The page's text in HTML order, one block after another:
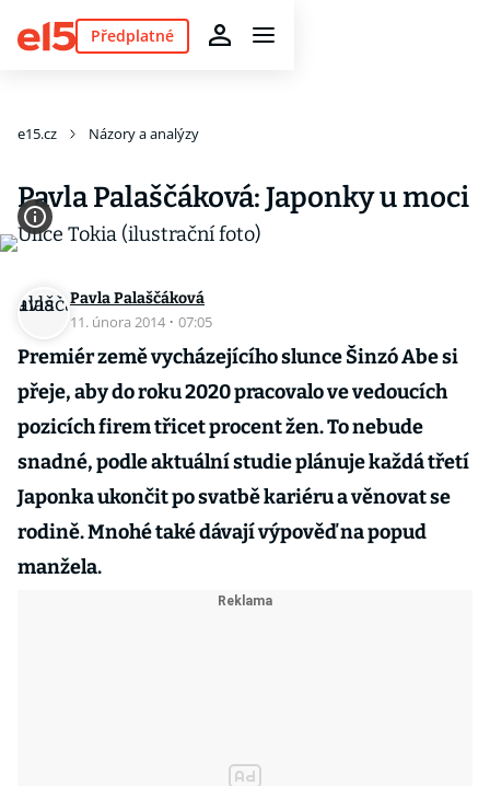
Předplatné
e15.cz Názory a analýzy
Pavla Palaščáková: Japonky u moci
Pavla Palaščáková
11. února 2014 · 07:05
Premiér země vycházejícího slunce Šinzó Abe si
přeje, aby do roku 2020 pracovalo ve vedoucích
pozicích firem třicet procent žen. To nebude
snadné, podle aktuální studie plánuje každá třetí
Japonka ukončit po svatbě kariéru a věnovat se
rodině. Mnohé také dávají výpověď na popud
manžela.